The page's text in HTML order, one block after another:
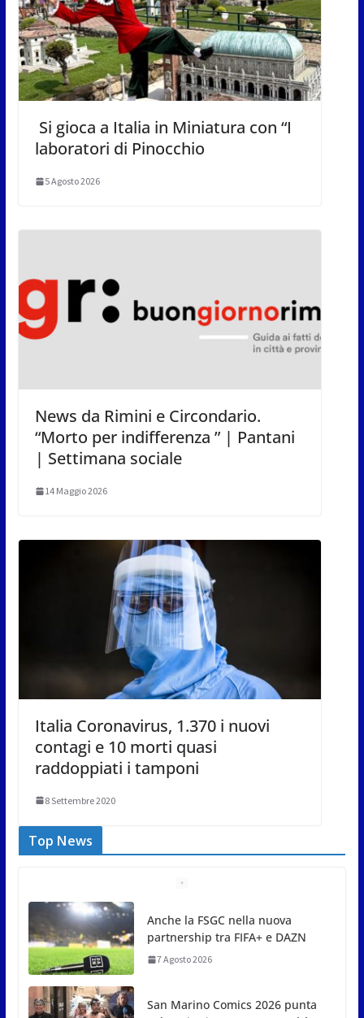
Si gioca a Italia in Miniatura con “I
laboratori di Pinocchio
5 Agosto 2026
News da Rimini e Circondario.
“Morto per indifferenza ” | Pantani
| Settimana sociale
14 Maggio 2026
Italia Coronavirus, 1.370 i nuovi
contagi e 10 morti quasi
raddoppiati i tamponi
8 Settembre 2020
Top News
San Marino Comics 2026 punta
sul territorio: sponsor e realtà
locali protagonisti del festival